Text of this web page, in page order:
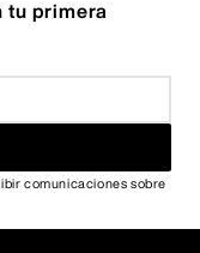
tu primera
comunicaciones sobre